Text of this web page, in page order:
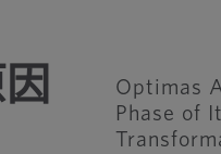
Optimas
Phase of